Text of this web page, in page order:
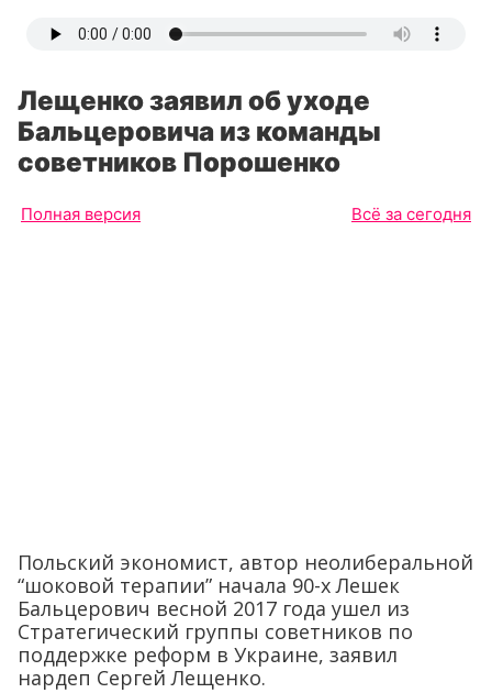
Лещенко заявил об уходе
Бальцеровича из команды
советников Порошенко
Полная версия Всё за сегодня
Польский экономист, автор неолиберальной
“шоковой терапии” начала 90-х Лешек
Бальцерович весной 2017 года ушел из
Стратегический группы советников по
поддержке реформ в Украине, заявил
нардеп Сергей Лещенко.